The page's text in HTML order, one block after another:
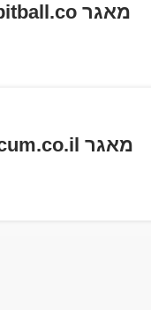
מאגר Spitball.co
מאגר Sicum.co.il